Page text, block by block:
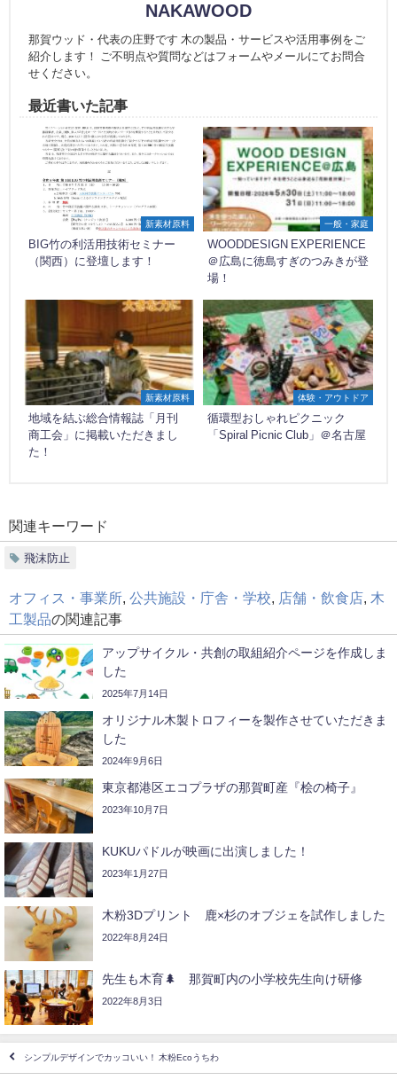
NAKAWOOD
那賀ウッド・代表の庄野です 木の製品・サービスや活用事例をご
紹介します！ ご不明点や質問などはフォームやメールにてお問合
せください。
最近書いた記事
新素材原料
BIG竹の利活用技術セミナー
（関西）に登壇します！
一般・家庭
WOODDESIGN EXPERIENCE
＠広島に徳島すぎのつみきが登
場！
新素材原料
地域を結ぶ総合情報誌「月刊
商工会」に掲載いただきまし
た！
体験・アウトドア
循環型おしゃれピクニック
「Spiral Picnic Club」＠名古屋
関連キーワード
飛沫防止
オフィス・事業所, 公共施設・庁舎・学校, 店舗・飲食店, 木
工製品の関連記事
アップサイクル・共創の取組紹介ページを作成しま
した
2025年7月14日
オリジナル木製トロフィーを製作させていただきま
した
2024年9月6日
東京都港区エコプラザの那賀町産『桧の椅子』
2023年10月7日
KUKUパドルが映画に出演しました！
2023年1月27日
木粉3Dプリント️ 鹿×杉のオブジェを試作しました
2022年8月24日
先生も木育🌲 那賀町内の小学校先生向け研修
2022年8月3日
シンプルデザインでカッコいい！ 木粉Ecoうちわ